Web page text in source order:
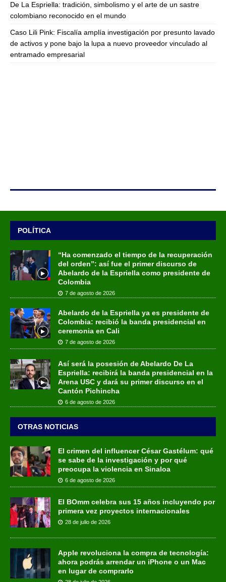
De La Espriella: tradición, simbolismo y el arte de un sastre
colombiano reconocido en el mundo
Caso Lili Pink: Fiscalía amplía investigación por presunto lavado
de activos y pone bajo la lupa a nuevo proveedor vinculado al
entramado empresarial
POLÍTICA
“Ha comenzado el tiempo de la recuperación
del orden”: así fue el primer discurso de
Abelardo de la Espriella como presidente de
Colombia
7 de agosto de 2026
Abelardo de la Espriella ya es presidente de
Colombia: recibió la banda presidencial en
ceremonia en Cali
7 de agosto de 2026
Así será la posesión de Abelardo De La
Espriella: recibirá la banda presidencial en la
Arena USC y dará su primer discurso en el
Cantón Pichincha
6 de agosto de 2026
OTRAS NOTICIAS
El crimen del influencer César Gastélum: qué
se sabe de la investigación y por qué
preocupa la violencia en Sinaloa
6 de agosto de 2026
El BOmm celebra sus 15 años incluyendo por
primera vez proyectos internacionales
28 de julio de 2026
Apple revoluciona la compra de tecnología:
ahora podrás arrendar un iPhone o un Mac
en lugar de comprarlo